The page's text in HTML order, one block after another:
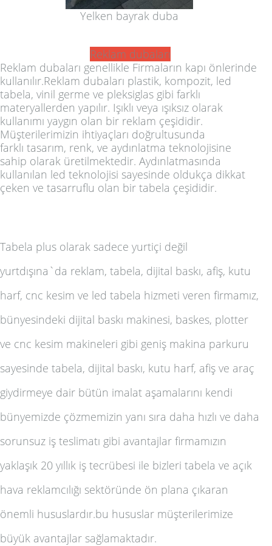
Yelken bayrak duba
Reklam dubaları
Reklam dubaları genellikle Firmaların kapı önlerinde
kullanılır.Reklam dubaları plastik, kompozit, led
tabela, vinil germe ve pleksiglas gibi farklı
materyallerden yapılır. Işıklı veya ışıksız olarak
kullanımı yaygın olan bir reklam çeşididir.
Müşterilerimizin ihtiyaçları doğrultusunda
farklı tasarım, renk, ve aydınlatma teknolojisine
sahip olarak üretilmektedir. Aydınlatmasında
kullanılan led teknolojisi sayesinde oldukça dikkat
çeken ve tasarruflu olan bir tabela çeşididir.
Tabela plus olarak sadece yurtiçi değil
yurtdışına`da reklam, tabela, dijital baskı, afiş, kutu
harf, cnc kesim ve led tabela hizmeti veren firmamız,
bünyesindeki dijital baskı makinesi, baskes, plotter
ve cnc kesim makineleri gibi geniş makina parkuru
sayesinde tabela, dijital baskı, kutu harf, afiş ve araç
giydirmeye dair bütün imalat aşamalarını kendi
bünyemizde çözmemizin yanı sıra daha hızlı ve daha
sorunsuz iş teslimatı gibi avantajlar firmamızın
yaklaşık 20 yıllık iş tecrübesi ile bizleri tabela ve açık
hava reklamcılığı sektöründe ön plana çıkaran
önemli hususlardır.bu hususlar müşterilerimize
büyük avantajlar sağlamaktadır.